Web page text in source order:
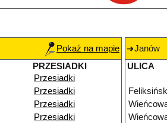
Pokaż na mapie
PRZESIADKI
Przesiadki
Przesiadki
Przesiadki
Przesiadki
Janów
ULICA